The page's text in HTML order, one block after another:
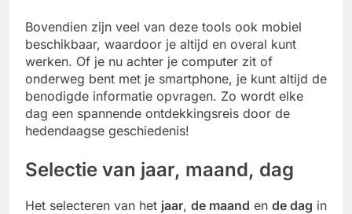
Bovendien zijn veel van deze tools ook mobiel
beschikbaar, waardoor je altijd en overal kunt
werken. Of je nu achter je computer zit of
onderweg bent met je smartphone, je kunt altijd de
benodigde informatie opvragen. Zo wordt elke
dag een spannende ontdekkingsreis door de
hedendaagse geschiedenis!
Selectie van jaar, maand, dag
Het selecteren van het jaar, de maand en de dag in